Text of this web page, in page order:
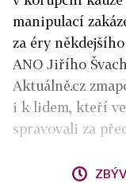
manipulací
za éry
ANO Jiřího
Aktuálně.cz
i k lidem, kteří
spravovali za